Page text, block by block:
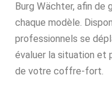
Burg Wächter, afin de
chaque modèle.
professionnels se
évaluer la situation et
de votre coffre-fort.